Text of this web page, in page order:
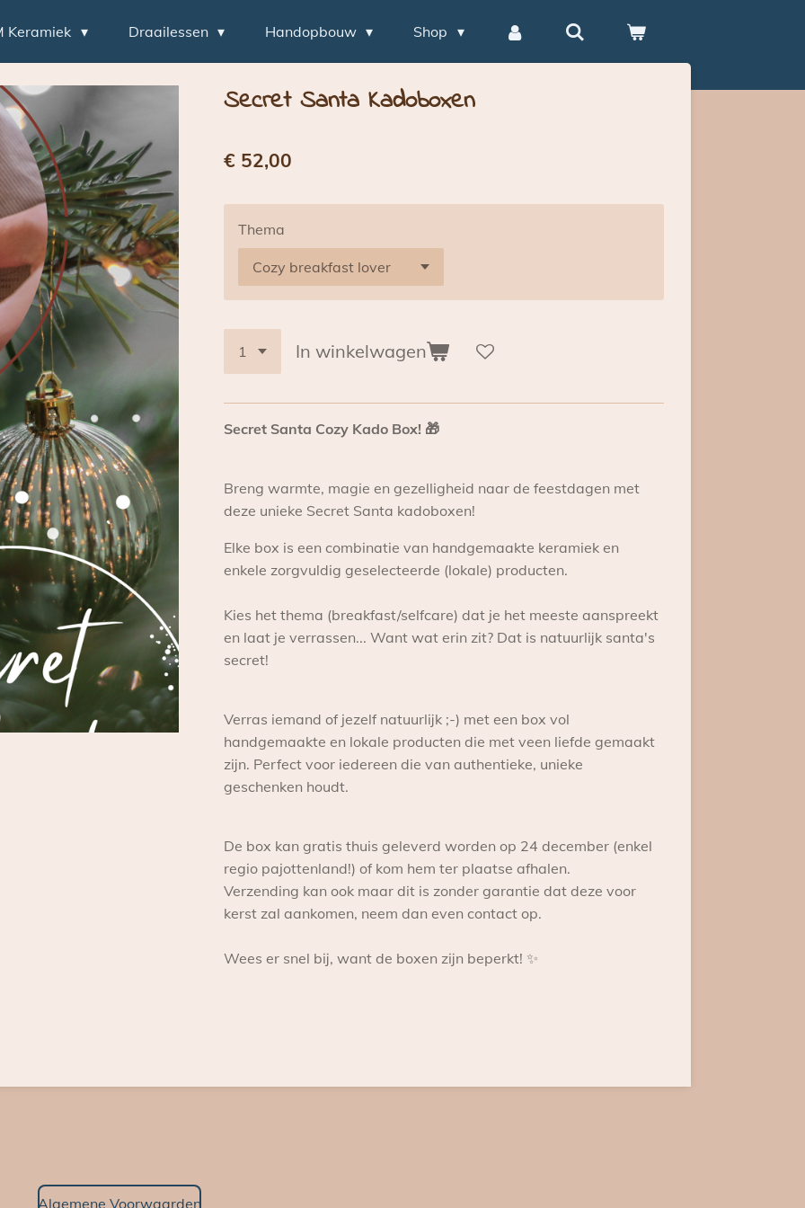
Keramiek Draailessen Handopbouw Shop
Secret Santa Kadoboxen
€ 52,00
Thema
In winkelwagen
Secret Santa Cozy Kado Box! 🎁
Breng warmte, magie en gezelligheid naar de feestdagen met
deze unieke Secret Santa kadoboxen!
Elke box is een combinatie van handgemaakte keramiek en
enkele zorgvuldig geselecteerde (lokale) producten.
Kies het thema (breakfast/selfcare) dat je het meeste aanspreekt
en laat je verrassen... Want wat erin zit? Dat is natuurlijk santa's
secret!
Verras iemand of jezelf natuurlijk ;-) met een box vol
handgemaakte en lokale producten die met veen liefde gemaakt
zijn. Perfect voor iedereen die van authentieke, unieke
geschenken houdt.
De box kan gratis thuis geleverd worden op 24 december (enkel
regio pajottenland!) of kom hem ter plaatse afhalen.
Verzending kan ook maar dit is zonder garantie dat deze voor
kerst zal aankomen, neem dan even contact op.
Wees er snel bij, want de boxen zijn beperkt! ✨
Algemene Voorwaarden